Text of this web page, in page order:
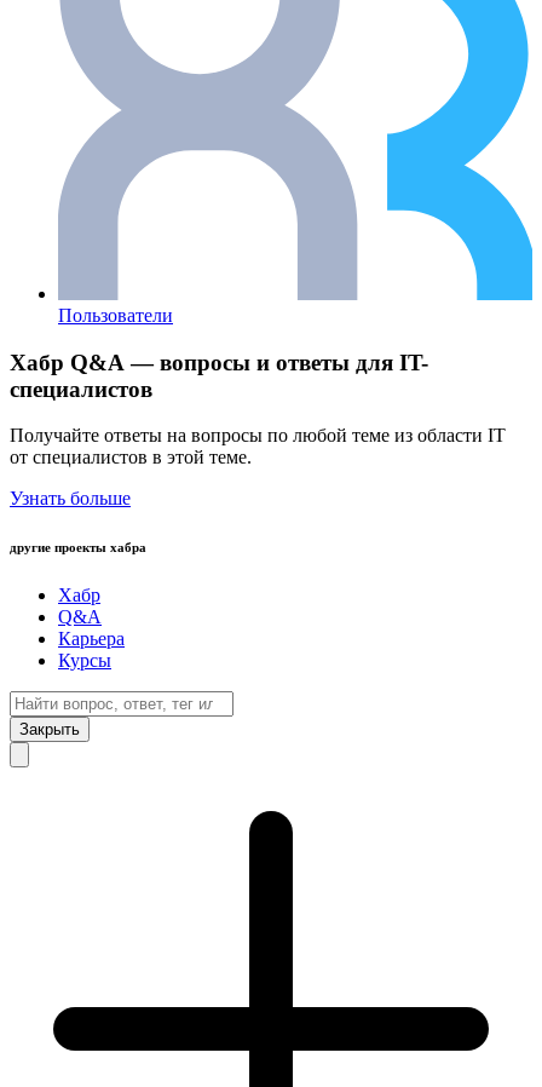
Пользователи
Хабр Q&A — вопросы и ответы для IT-
специалистов
Получайте ответы на вопросы по любой теме из области IT
от специалистов в этой теме.
Узнать больше
другие проекты хабра
Хабр
Q&A
Карьера
Курсы
Закрыть